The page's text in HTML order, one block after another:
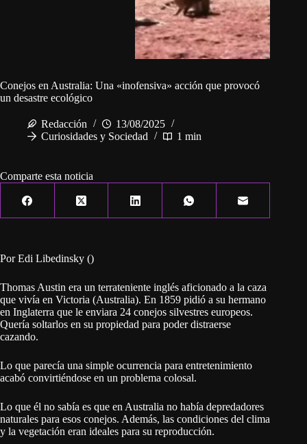
Conejos en Australia: Una «inofensiva» acción que provocó
un desastre ecológico
Redacción
13/08/2025
Curiosidades y Sociedad
1 min
Comparte esta noticia
Por Edi Libedinsky ()
Thomas Austin era un terrateniente inglés aficionado a la caza
que vivía en Victoria (Australia). En 1859 pidió a su hermano
en Inglaterra que le enviara 24 conejos silvestres europeos.
Quería soltarlos en su propiedad para poder distraerse
cazando.
Lo que parecía una simple ocurrencia para entretenimiento
acabó convirtiéndose en un problema colosal.
Lo que él no sabía es que en Australia no había depredadores
naturales para esos conejos. Además, las condiciones del clima
y la vegetación eran ideales para su reproducción.